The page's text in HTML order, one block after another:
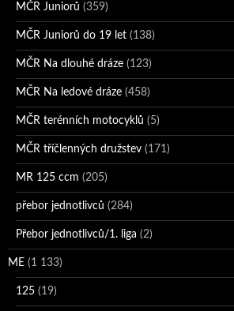
MČR Juniorů (359)
MČR Juniorů do 19 let (138)
MČR Na dlouhé dráze (123)
MČR Na ledové dráze (458)
MČR terénních motocyklů (5)
MČR tříčlenných družstev (171)
MR 125 ccm (205)
přebor jednotlivců (284)
Přebor jednotlivců/1. liga (2)
ME (1 133)
125 (19)